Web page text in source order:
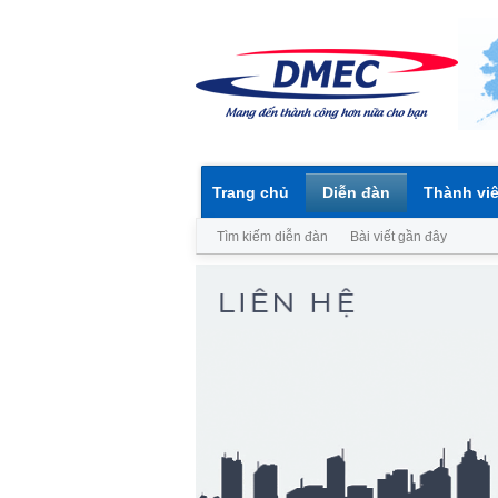
Trang chủ Diễn đàn
Tìm kiếm diễn đàn Bài viết gần đây
Thành